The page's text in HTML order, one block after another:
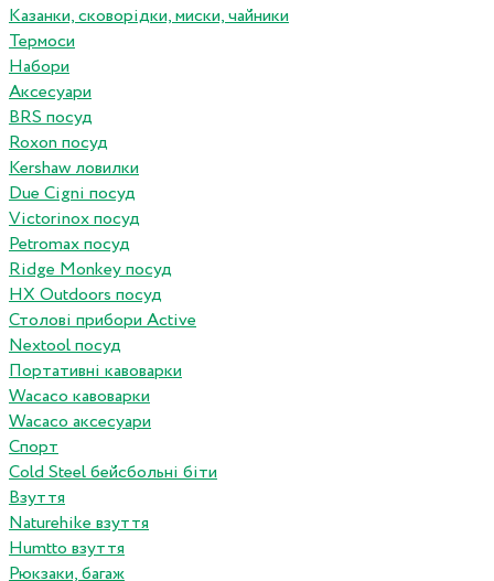
Казанки, сковорідки, миски, чайники
Термоси
Набори
Аксесуари
BRS посуд
Roxon посуд
Kershaw ловилки
Due Cigni посуд
Victorinox посуд
Petromax посуд
Ridge Monkey посуд
HX Outdoors посуд
Столові прибори Active
Nextool посуд
Портативні кавоварки
Wacaco кавоварки
Wacaco аксесуари
Спорт
Cold Steel бейсбольні біти
Взуття
Naturehike взуття
Humtto взуття
Рюкзаки, багаж